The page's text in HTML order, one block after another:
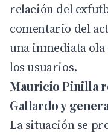
relación del
comentario del
una inmediata
los usuarios.
Mauricio Pinilla
Gallardo y
La situación se